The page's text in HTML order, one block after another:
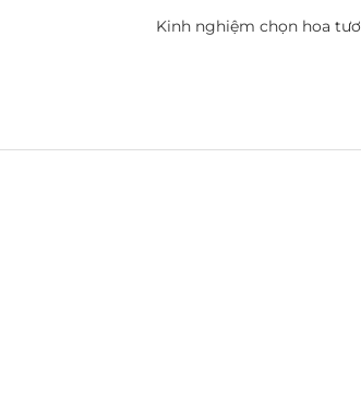
Kinh nghiệm chọn hoa